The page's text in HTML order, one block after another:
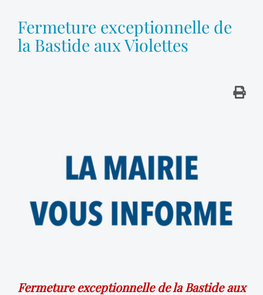
Fermeture exceptionnelle de
la Bastide aux Violettes
Fermeture exceptionnelle de la Bastide aux